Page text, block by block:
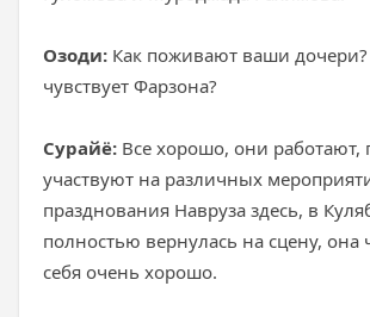
Озоди: Как поживают ваши дочери?
чувствует Фарзона?
Сурайё: Все хорошо, они работают,
участвуют на различных
празднования Навруза здесь, в
полностью вернулась на сцену, она
себя очень хорошо.